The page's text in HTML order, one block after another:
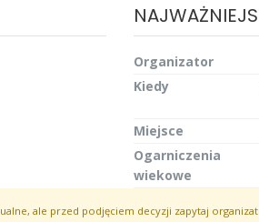
Organizator
Kiedy
Miejsce
Ogarniczenia
wiekowe
ale przed podjęciem decyzji zapytaj